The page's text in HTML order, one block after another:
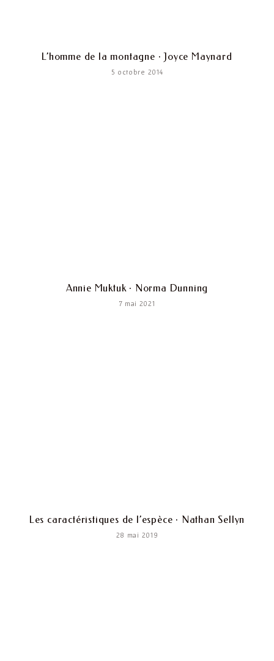
L’homme de la montagne · Joyce Maynard
5 octobre 2014
Annie Muktuk · Norma Dunning
7 mai 2021
Les caractéristiques de l’espèce · Nathan Sellyn
28 mai 2019